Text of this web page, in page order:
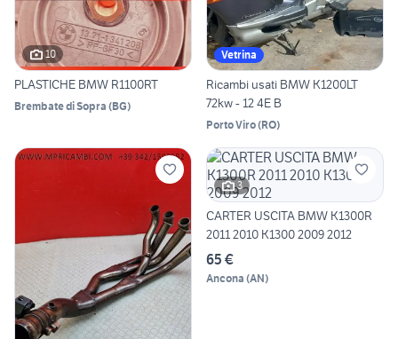
10
PLASTICHE BMW R1100RT
Brembate di Sopra (BG)
Vetrina
Ricambi usati BMW K1200LT
72kw - 12 4E B
Porto Viro(RO)
3
CARTER USCITA BMW K1300R
2011 2010 K1300 2009 2012
65 €
Ancona (AN)